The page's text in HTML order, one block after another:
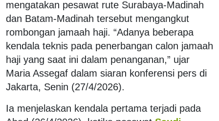
mengatakan pesawat rute Surabaya-Madinah
dan Batam-Madinah tersebut mengangkut
rombongan jamaah haji. “Adanya beberapa
kendala teknis pada penerbangan calon jamaah
haji yang saat ini dalam penanganan,” ujar
Maria Assegaf dalam siaran konferensi pers di
Jakarta, Senin (27/4/2026).
Ia menjelaskan kendala pertama terjadi pada